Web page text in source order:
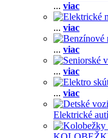
... viac
... viac
... viac
... viac
... viac
Elektrické